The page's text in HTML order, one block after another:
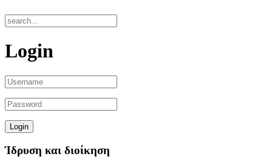
Login
Ίδρυση και διοίκηση